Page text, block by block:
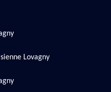
Lovagny